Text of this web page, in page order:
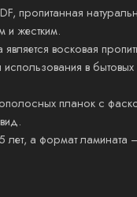
пропитанная
и жестким.
восковая
в
планок с
лет, а формат